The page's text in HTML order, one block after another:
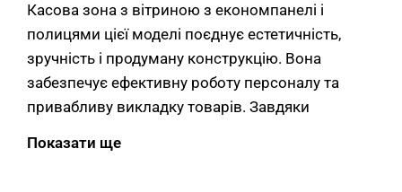
Касова зона з вітриною з економпанелі і
полицями цієї моделі поєднує естетичність,
зручність і продуману конструкцію. Вона
забезпечує ефективну роботу персоналу та
привабливу викладку товарів. Завдяки
текстури виріб чудово вписується у стиль лофт,
Показати ще